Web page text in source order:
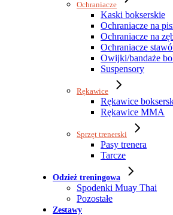
Ochraniacze
Kaski bokserskie
Ochraniacze na
Ochraniacze na
Ochraniacze
Owijki/bandaże
Suspensory
Rękawice
Rękawice
Rękawice MMA
Sprzęt trenerski
Pasy trenera
Tarcze
Odzież treningowa
Spodenki Muay Thai
Pozostałe
Zestawy